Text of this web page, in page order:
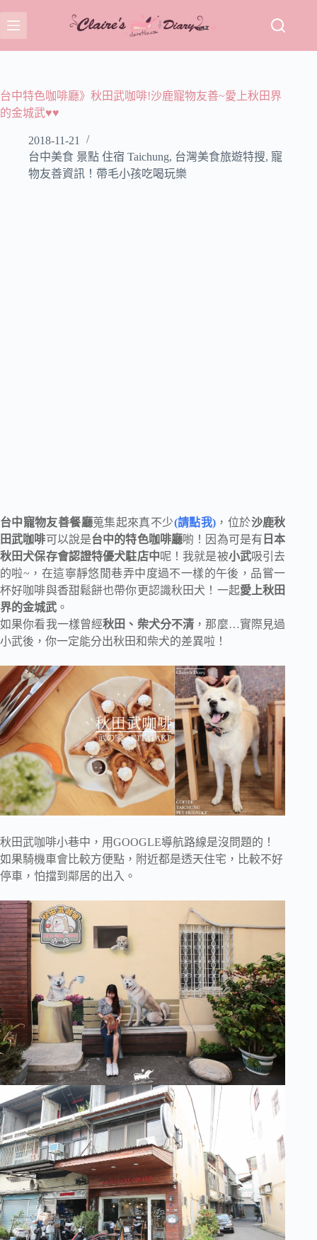
至
主
容
台中特色咖啡廳》秋田武咖啡!沙鹿寵物友善~愛上秋田界
的金城武♥♥
2018-11-21
台中美食 景點 住宿 Taichung, 台灣美食旅遊特搜, 寵
物友善資訊！帶毛小孩吃喝玩樂
台中寵物友善餐廳蒐集起來真不少(請點我) ，位於沙鹿秋
田武咖啡可以說是台中的特色咖啡廳喲！因為可是有 日本
秋田犬保存會認證特優犬駐店中呢！我就是被小武吸引去
的啦~，在這寧靜悠閒巷弄中度過不一樣的午後，品嘗一
杯好咖啡與香甜鬆餅也帶你更認識秋田犬！一起愛上秋田
界的金城武 。
如果你看我一樣曾經秋田、柴犬分不清 ，那麼…實際見過
小武後，你一定能分出秋田和柴犬的差異啦！
秋田武咖啡小巷中，用GOOGLE導航路線是沒問題的！
如果騎機車會比較方便點，附近都是透天住宅，比較不好
停車，怕擋到鄰居的出入。